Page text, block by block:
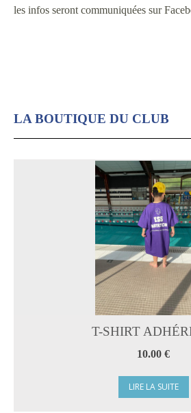
les infos seront communiquées sur
LA BOUTIQUE DU CLUB
T-SHIRT
10.00 €
LIRE LA SUITE